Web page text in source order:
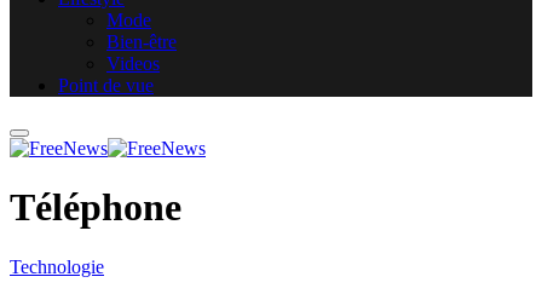
Mode
Bien-être
Videos
Point de vue
Téléphone
Technologie